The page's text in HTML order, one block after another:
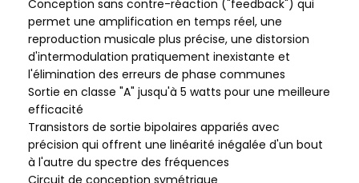
Conception sans contre-réaction ("feedback") qui
permet une amplification en temps réel, une
reproduction musicale plus précise, une distorsion
d'intermodulation pratiquement inexistante et
l'élimination des erreurs de phase communes
Sortie en classe "A" jusqu'à 5 watts pour une meilleure
efficacité
Transistors de sortie bipolaires appariés avec
précision qui offrent une linéarité inégalée d'un bout
à l'autre du spectre des fréquences
Circuit de conception symétrique